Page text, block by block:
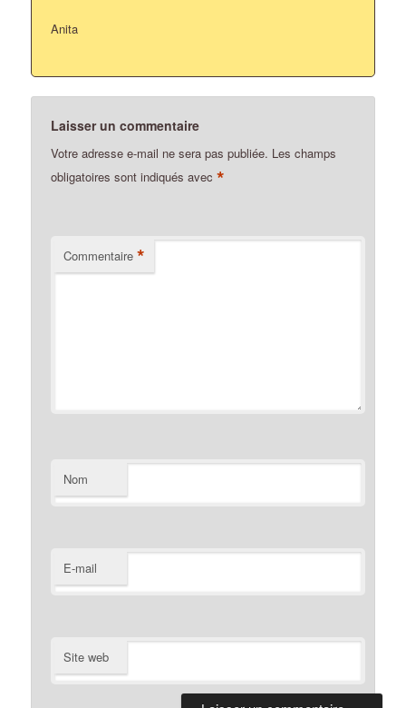
Anita
Laisser un commentaire
Votre adresse e-mail ne sera pas publiée. Les champs
obligatoires sont indiqués avec*
Commentaire *
Nom
E-mail
Site web